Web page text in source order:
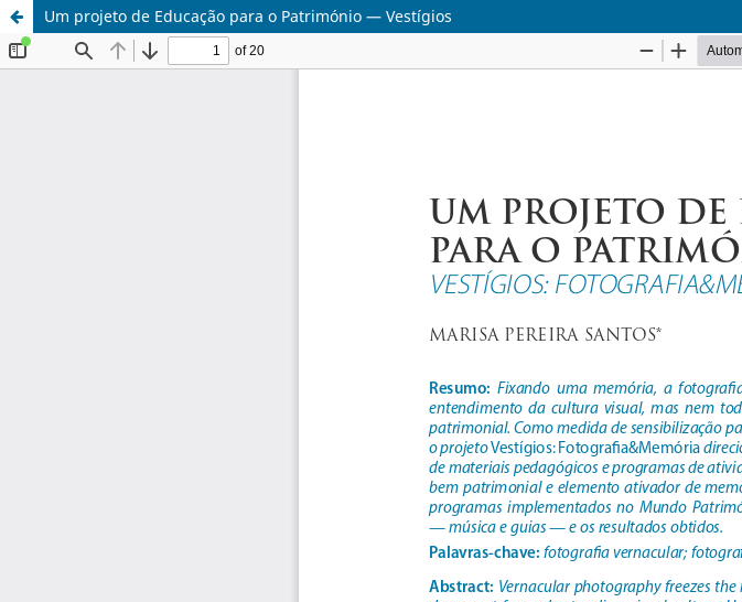
Um projeto de Educação para o Património — Vestígios